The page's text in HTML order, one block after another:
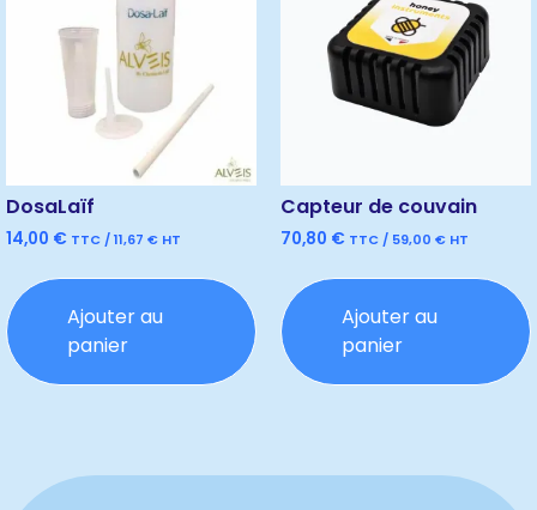
DosaLaïf
14,00 € TTC /11,67 € HT
Ajouter au
panier
Capteur de couvain
70,80 € TTC / 59,00 € HT
Ajouter au
panier